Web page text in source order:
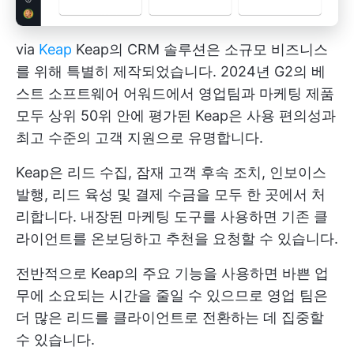
via Keap Keap의 CRM 솔루션은 소규모 비즈니스
를 위해 특별히 제작되었습니다. 2024년 G2의 베
스트 소프트웨어 어워드에서 영업팀과 마케팅 제품
모두 상위 50위 안에 평가된 Keap은 사용 편의성과
최고 수준의 고객 지원으로 유명합니다.
Keap은 리드 수집, 잠재 고객 후속 조치, 인보이스
발행, 리드 육성 및 결제 수금을 모두 한 곳에서 처
리합니다. 내장된 마케팅 도구를 사용하면 기존 클
라이언트를 온보딩하고 추천을 요청할 수 있습니다.
전반적으로 Keap의 주요 기능을 사용하면 바쁜 업
무에 소요되는 시간을 줄일 수 있으므로 영업 팀은
더 많은 리드를 클라이언트로 전환하는 데 집중할
수 있습니다.